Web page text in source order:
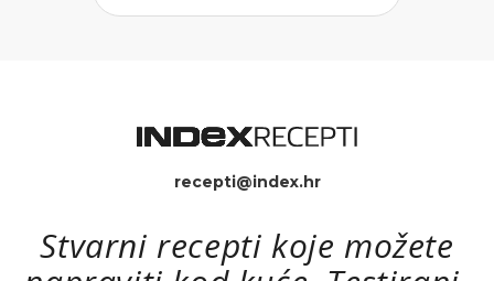
recepti@index.hr
Stvarni recepti koje možete